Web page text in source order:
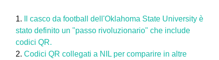
Il casco da football dell'Oklahoma State University è
stato definito un "passo rivoluzionario" che include
codici QR.
Codici QR collegati a NIL per comparire in altre